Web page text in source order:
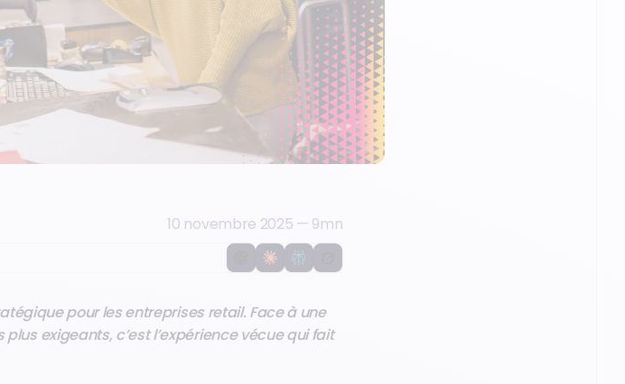
10 novembre 2025 — 9mn
pour les entreprises retail. Face à une
exigeants, c’est l’expérience vécue qui fait